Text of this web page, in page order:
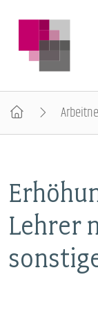
Lehrer